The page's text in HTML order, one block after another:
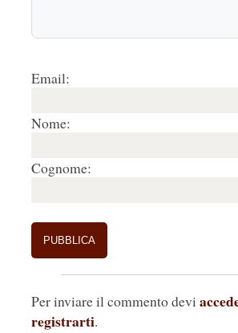
Email:
Nome:
Cognome:
Per inviare il commento devi
registrarti.